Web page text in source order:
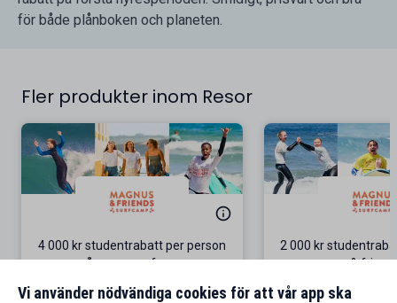
för både plånboken och planeten.
Fler produkter inom Resor
4 000 kr studentrabatt per person
på grupp-surfresor
Gäller bokningar för 4 personer
2 000 kr
&
Surf-äventyr i
Vi använder nödvändiga cookies för att vår app ska